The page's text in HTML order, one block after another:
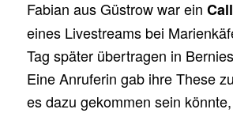
Fabian aus Güstrow war ein
eines Livestreams bei
Tag später übertragen in
Eine Anruferin gab ihre These
es dazu gekommen sein